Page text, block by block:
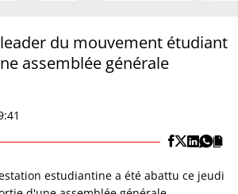
du mouvement étudiant
assemblée générale
estudiantine a été abattu ce jeudi